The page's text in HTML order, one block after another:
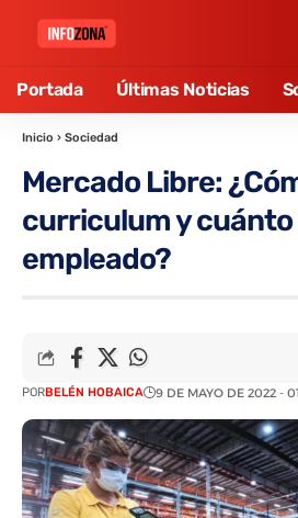
Portada Últimas Noticias
Inicio › Sociedad
Mercado Libre:
curriculum y cuánto
empleado?
PORBELÉN HOBAICA 9 DE MAYO DE 2022 -